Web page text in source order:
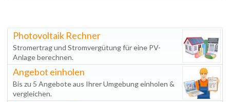
Photovoltaik Rechner
Stromertrag und Stromvergütung für eine PV-
Anlage berechnen.
Angebot einholen
Bis zu 5 Angebote aus Ihrer Umgebung einholen &
vergleichen.